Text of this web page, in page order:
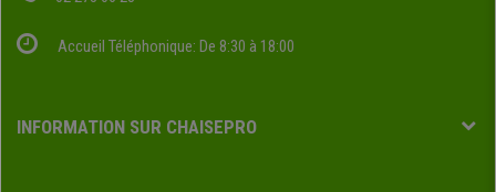
Accueil Téléphonique: De 8:30 à 18:00
INFORMATION SUR CHAISEPRO